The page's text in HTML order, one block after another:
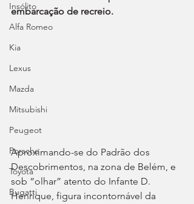
Insólito
Alfa Romeo
Kia
Lexus
Mazda
Mitsubishi
Peugeot
Porsche
Toyota
Bugatti
embarcação de recreio.
Aproximando-se do Padrão dos
Descobrimentos, na zona de Belém, e
sob “olhar” atento do Infante D.
Henrique, figura incontornável da